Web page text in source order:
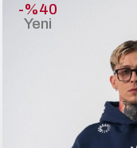
%40
Yeni